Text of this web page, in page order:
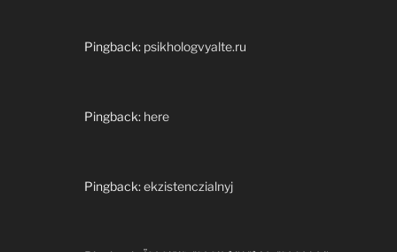
Pingback: psikhologvyalte.ru
Pingback: here
Pingback:ekzistenczialnyj